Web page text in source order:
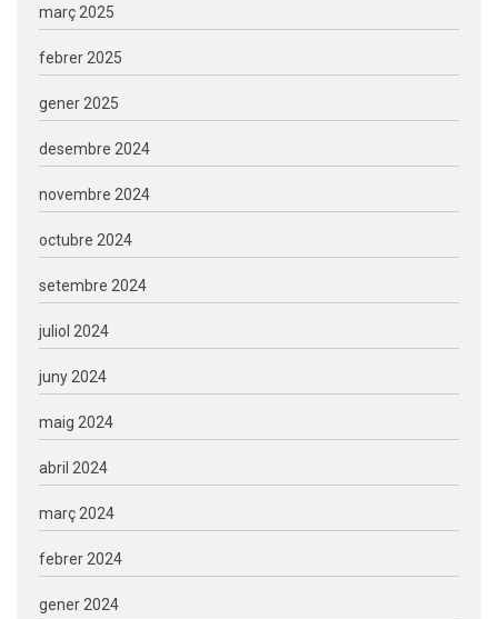
març 2025
febrer 2025
gener 2025
desembre 2024
novembre 2024
octubre 2024
setembre 2024
juliol 2024
juny 2024
maig 2024
abril 2024
març 2024
febrer 2024
gener 2024